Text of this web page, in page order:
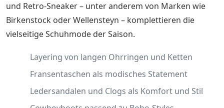
und Retro-Sneaker – unter anderem von Marken wie
Birkenstock oder Wellensteyn – komplettieren die
vielseitige Schuhmode der Saison.
Layering von langen Ohrringen und Ketten
Fransentaschen als modisches Statement
Ledersandalen und Clogs als Komfort und Stil